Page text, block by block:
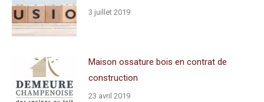
3 juillet 2019
Maison ossature bois en contrat de
construction
23 avril 2019